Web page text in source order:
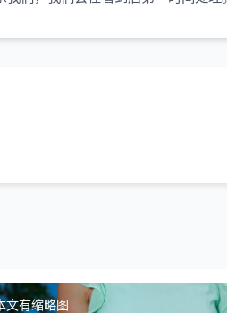
文有缩略图